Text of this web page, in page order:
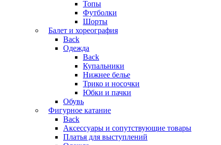
Топы
Футболки
Шорты
Балет и хореография
Back
Одежда
Back
Купальники
Нижнее белье
Трико и носочки
Юбки и пачки
Обувь
Фигурное катание
Back
Аксессуары и сопутствующие товары
Платья для выступлений